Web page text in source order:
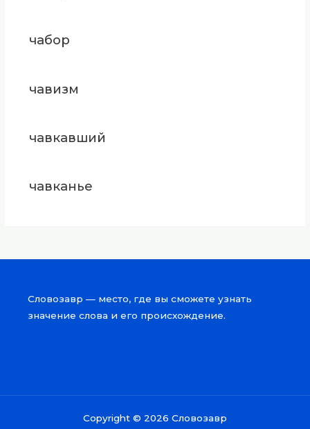
чабор
чавизм
чавкавший
чавканье
Словозавр — место, где вы сможете узнать
значение слова и его происхождение.
Copyright © 2026 Словозавр